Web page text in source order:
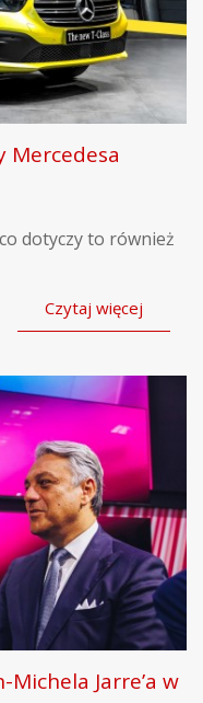
Mercedesa
dotyczy to również
Czytaj więcej
Jarre’a w